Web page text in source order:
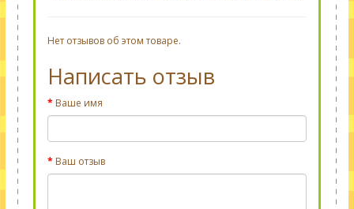
Нет отзывов об этом товаре.
Написать отзыв
Ваше имя
Ваш отзыв